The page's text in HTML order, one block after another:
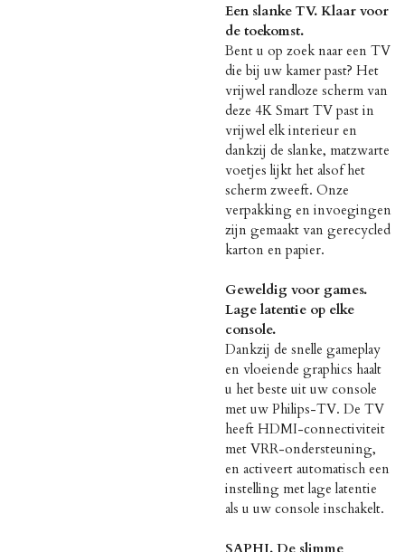
Een slanke TV. Klaar voor
de toekomst.
Bent u op zoek naar een TV
die bij uw kamer past? Het
vrijwel randloze scherm van
deze 4K Smart TV past in
vrijwel elk interieur en
dankzij de slanke, matzwarte
voetjes lijkt het alsof het
scherm zweeft. Onze
verpakking en invoegingen
zijn gemaakt van gerecycled
karton en papier.
Geweldig voor games.
Lage latentie op elke
console.
Dankzij de snelle gameplay
en vloeiende graphics haalt
u het beste uit uw console
met uw Philips-TV. De TV
heeft HDMI-connectiviteit
met VRR-ondersteuning,
en activeert automatisch een
instelling met lage latentie
als u uw console inschakelt.
SAPHI. De slimme